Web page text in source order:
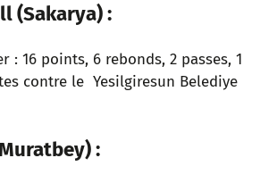
(Sakarya) :
: 16 points, 6 rebonds, 2 passes, 1
contre le Yesilgiresun Belediye
: